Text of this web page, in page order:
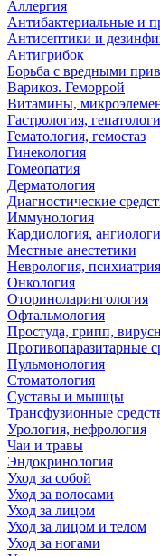
Аллергия
Антибактериальные и
Антисептики и
Антигрибок
Борьба с вредными
Варикоз. Геморрой
Витамины,
Гастрология,
Гематология, гемостаз
Гинекология
Гомеопатия
Дерматология
Диагностические
Иммунология
Кардиология,
Местные анестетики
Неврология, психиатрия
Онкология
Оториноларингология
Офтальмология
Простуда, грипп,
Противопаразитарные
Пульмонология
Стоматология
Суставы и мышцы
Трансфузионные
Урология, нефрология
Чаи и травы
Эндокринология
Уход за собой
Уход за волосами
Уход за лицом
Уход за лицом и телом
Уход за ногами